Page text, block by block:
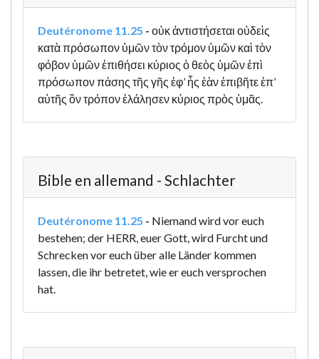
Deutéronome 11.25 - οὐκ ἀντιστήσεται οὐδεὶς
κατὰ πρόσωπον ὑμῶν τὸν τρόμον ὑμῶν καὶ τὸν
φόβον ὑμῶν ἐπιθήσει κύριος ὁ θεὸς ὑμῶν ἐπὶ
πρόσωπον πάσης τῆς γῆς ἐφ’ ἧς ἐὰν ἐπιβῆτε ἐπ’
αὐτῆς ὃν τρόπον ἐλάλησεν κύριος πρὸς ὑμᾶς.
Bible en allemand - Schlachter
Deutéronome 11.25 - Niemand wird vor euch
bestehen; der HERR, euer Gott, wird Furcht und
Schrecken vor euch über alle Länder kommen
lassen, die ihr betretet, wie er euch versprochen
hat.